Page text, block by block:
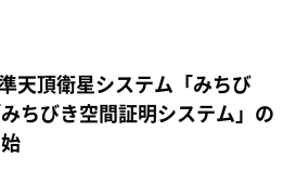
天頂衛星システム「みちび
ちびき空間証明システム」の